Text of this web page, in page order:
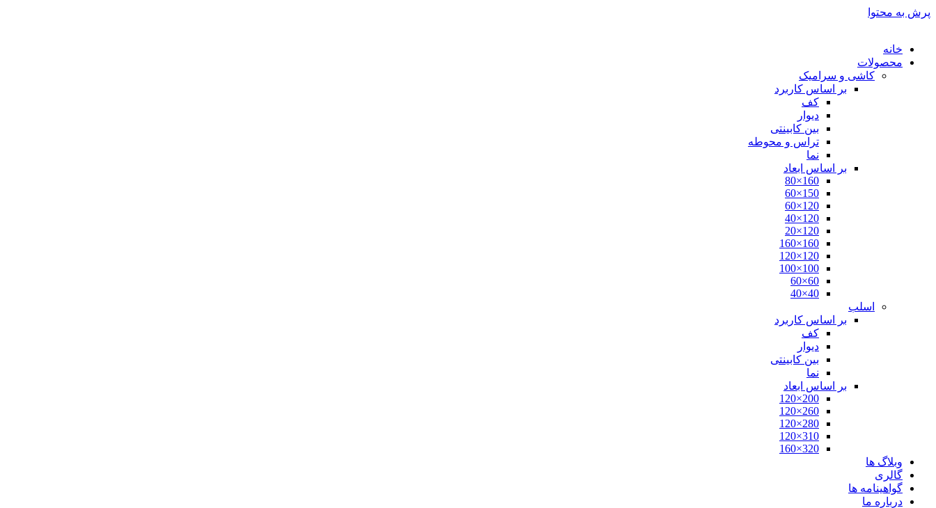
پرش به محتوا
خانه
محصولات
کاشی و سرامیک
بر اساس کاربرد
کف
دیوار
بین کابینتی
تراس و محوطه
نما
بر اساس ابعاد
160×80
150×60
120×60
120×40
120×20
160×160
120×120
100×100
60×60
40×40
اسلب
بر اساس کاربرد
کف
دیوار
بین کابینتی
نما
بر اساس ابعاد
200×120
260×120
280×120
310×120
320×160
وبلاگ ها
گالری
گواهینامه ها
درباره ما